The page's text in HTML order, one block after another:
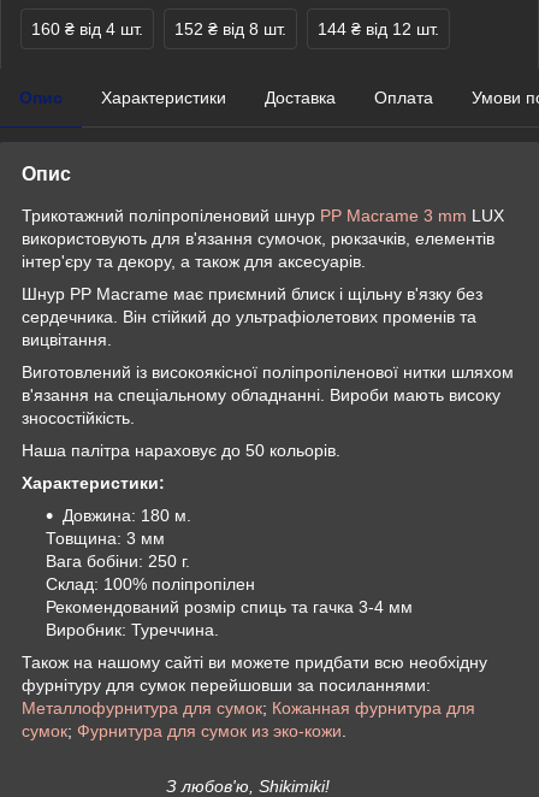
160 ₴ від 4 шт. 152 ₴ від 8 шт. 144 ₴ від 12 шт.
Опис Характеристики Доставка Оплата Умови
Опис
Трикотажний поліпропіленовий шнур PP Macrame 3 mm LUX
використовують для в'язання сумочок, рюкзачків, елементів
інтер'єру та декору, а також для аксесуарів.
Шнур PP Macrame має приємний блиск і щільну в'язку без
сердечника. Він стійкий до ультрафіолетових променів та
вицвітання.
Виготовлений із високоякісної поліпропіленової нитки шляхом
в'язання на спеціальному обладнанні. Вироби мають високу
зносостійкість.
Наша палітра нараховує до 50 кольорів.
Характеристики:
Довжина: 180 м.
Товщина: 3 мм
Вага бобіни: 250 г.
Склад: 100% поліпропілен
Рекомендований розмір спиць та гачка 3-4 мм
Виробник: Туреччина.
Також на нашому сайті ви можете придбати всю необхідну
фурнітуру для сумок перейшовши за посиланнями:
Металлофурнитура для сумок; Кожанная фурнитура для
сумок; Фурнитура для сумок из эко-кожи
З любов'ю, Shikimiki!